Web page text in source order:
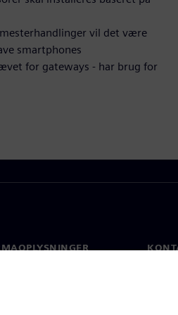
vil det være
smartphones
for gateways - har brug for